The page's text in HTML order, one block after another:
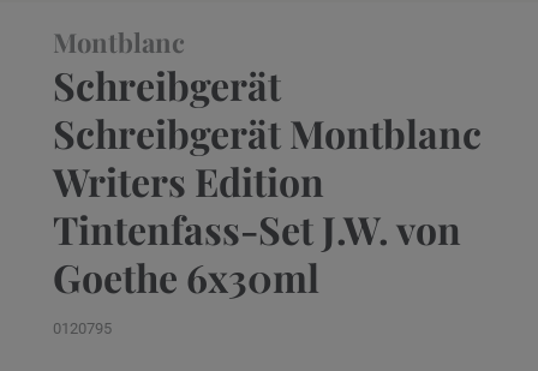
Montblanc
Schreibgerät
Schreibgerät Montblanc
Writers Edition
Tintenfass-Set J.W. von
Goethe 6x30ml
0120795